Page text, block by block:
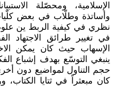
الإسلامية، ومحصّلة
وأساتذة وطلّاب في بعض
نظري في كيفية الربط ين
في تغيير طرائق الاجتهاد
الإسهاب حيث كان يمكن
ينبغي التوسّع بهدف إشباع
حجم التناول لمواضيع دون
كان مبعثراً في ثتايا الكتاب،